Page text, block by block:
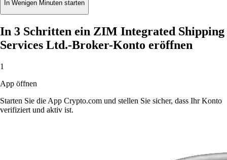
In Wenigen Minuten starten
In 3 Schritten ein ZIM Integrated Shipping
Services Ltd.-Broker-Konto eröffnen
1
App öffnen
Starten Sie die App Crypto.com und stellen Sie sicher, dass Ihr Konto
verifiziert und aktiv ist.